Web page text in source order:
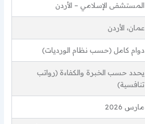
المستشفى الإسلامي – الأردن
عمان، الأردن
دوام كامل (حسب نظام الورديات)
يحدد حسب الخبرة والكفاءة (رواتب
تنافسية)
مارس 2026